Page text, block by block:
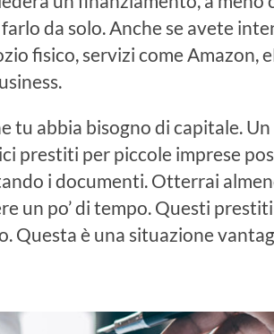
da solo. Anche se avete
fisico, servizi come Amazon,
tu abbia bisogno di capitale.
prestiti per piccole imprese
i documenti. Otterrai
un po’ di tempo. Questi
Questa è una situazione